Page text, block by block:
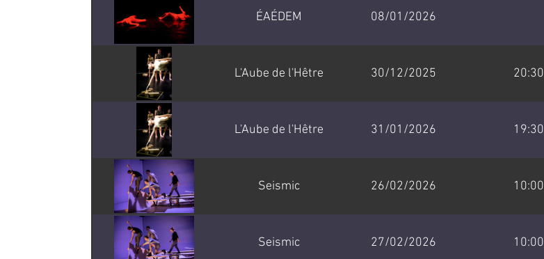
ÉAÉDEM 08/01/2026
L'Aube de l'Hêtre 30/12/2025 20:30
L'Aube de l'Hêtre 31/01/2026 19:30
Seismic 26/02/2026 10:00
Seismic 27/02/2026 10:00